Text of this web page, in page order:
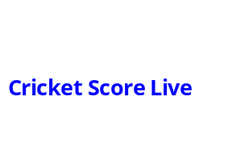
Cricket Score Live